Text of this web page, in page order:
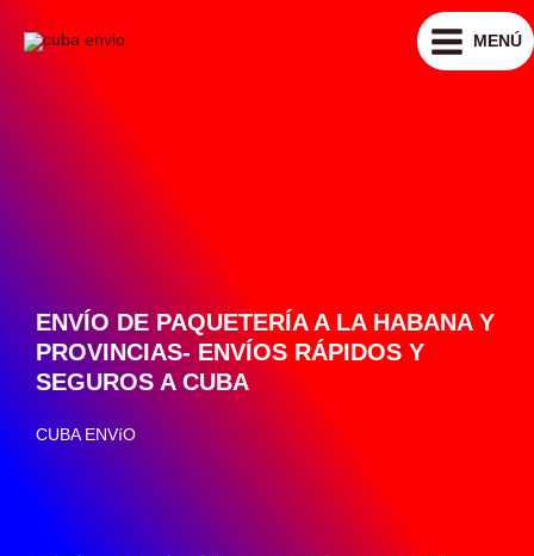
MENÚ
ENVÍO DE PAQUETERÍA A LA HABANA Y
PROVINCIAS- ENVÍOS RÁPIDOS Y
SEGUROS A CUBA
CUBA ENVíO